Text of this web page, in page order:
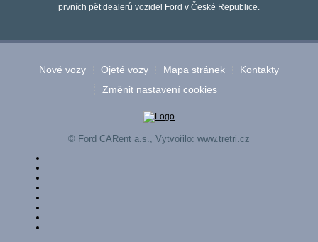
prvních pět dealerů vozidel Ford v České Republice.
Nové vozy Ojeté vozy Mapa stránek
Kontakty
Změnit nastavení cookies
© Ford CARent a.s., Vytvořilo: www.tretri.cz